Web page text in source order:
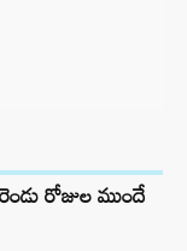
రోజుల ముందే